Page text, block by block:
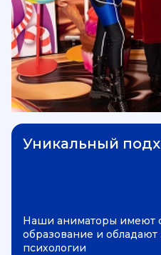
Уникальный
Наши аниматоры имеют
образование и
психологии